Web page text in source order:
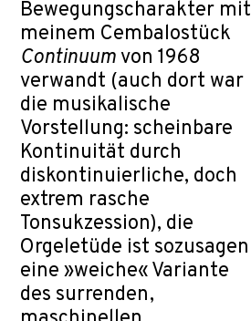
Bewegungscharakter mit
meinem Cembalostück
Continuumvon 1968
verwandt (auch dort war
die musikalische
Vorstellung: scheinbare
Kontinuität durch
diskontinuierliche, doch
extrem rasche
Tonsukzession), die
Orgeletüde ist sozusagen
eine »weiche« Variante
des surrenden,